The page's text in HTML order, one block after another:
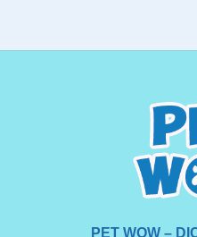
PET WOW –